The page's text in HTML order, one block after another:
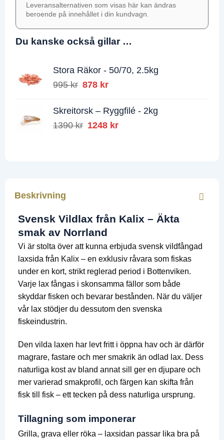
Leveransalternativen som visas här kan ändras
beroende på innehållet i din kundvagn.
Du kanske också gillar …
Stora Räkor - 50/70, 2.5kg
995kr Det
var:
995 kr.
878 krDet
är:
878 kr.
Skreitorsk – Ryggfilé - 2kg
1390kr Det
1248 krDet
Beskrivning
Svensk Vildlax från Kalix – Äkta
smak av Norrland
Vi är stolta över att kunna erbjuda svensk vildfångad
laxsida från Kalix – en exklusiv råvara som fiskas
under en kort, strikt reglerad period i Bottenviken.
Varje lax fångas i skonsamma fällor som både
skyddar fisken och bevarar bestånden. När du väljer
vår lax stödjer du dessutom den svenska
fiskeindustrin.
Den vilda laxen har levt fritt i öppna hav och är därför
magrare, fastare och mer smakrik än odlad lax. Dess
naturliga kost av bland annat sill ger en djupare och
mer varierad smakprofil, och färgen kan skifta från
fisk till fisk – ett tecken på dess naturliga ursprung.
Tillagning som imponerar
Grilla, grava eller röka – laxsidan passar lika bra på